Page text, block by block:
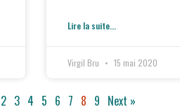
Lire la suite...
Virgil Bru 15 mai 2020
2 3 4 5 6 7 8 9 Next »